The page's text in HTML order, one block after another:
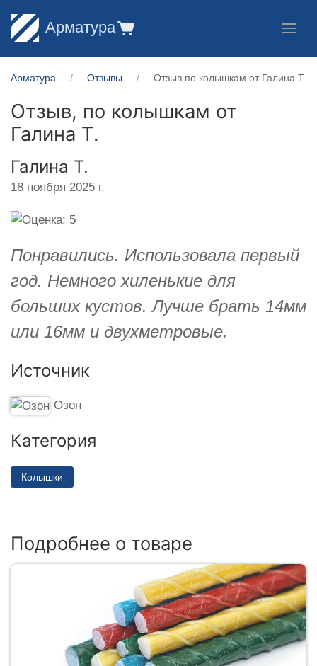
Арматура
Арматура Отзывы Отзыв по колышкам от Галина Т.
Отзыв, по колышкам от
Галина Т.
Галина Т.
18 ноября 2025 г.
Понравились. Использовала первый
год. Немного хиленькие для
больших кустов. Лучше брать 14мм
или 16мм и двухметровые.
Источник
Озон
Категория
Колышки
Подробнее о товаре